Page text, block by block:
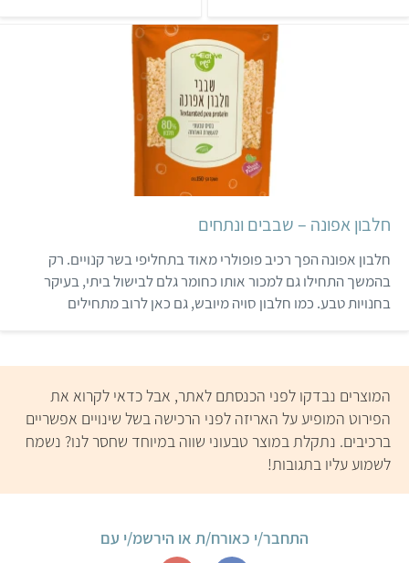
מגרגרי חומוס. כמו הטופו
הרגיל המוצק, גם טופו זה
מעולה למתכונים של בישול
והקפצה. לצד מספר מוצרים
בטעם טבעי, תמצאו גם טופו
חומוס מעושן וטופו חומוס עם
במרינדה. בתור התחלה, יש
מבחר גושי טופו מתובלים
בטעמים, כמו פסטו או
עגבניות מיובשות, שצריך רק
לפרוס ולהוסיף לתבשיל.
ואפשר לוותר אפילו על
החיתוך, ולקנות מראש קוביות
חלבון אפונה – שבבים ונתחים
חלבון אפונה הפך רכיב פופולרי מאוד בתחליפי בשר קנויים. רק
בהמשך התחילו גם למכור אותו כחומר גלם לבישול ביתי, בעיקר
בחנויות טבע. כמו חלבון סויה מיובש, גם כאן לרוב מתחילים
המוצרים נבדקו לפני הכנסתם לאתר, אבל כדאי לקרוא את
הפירוט המופיע על האריזה לפני הרכישה בשל שינויים אפשריים
ברכיבים. נתקלת במוצר טבעוני שווה במיוחד שחסר לנו? נשמח
לשמוע עליו בתגובות!
התחבר/י כאורח/ת או הירשמ/י עם